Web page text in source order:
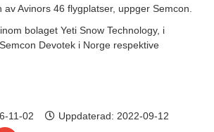
av Avinors 46 flygplatser, uppger Semcon.
bolaget Yeti Snow Technology, i
Devotek i Norge respektive
11-02 Uppdaterad: 2022-09-12